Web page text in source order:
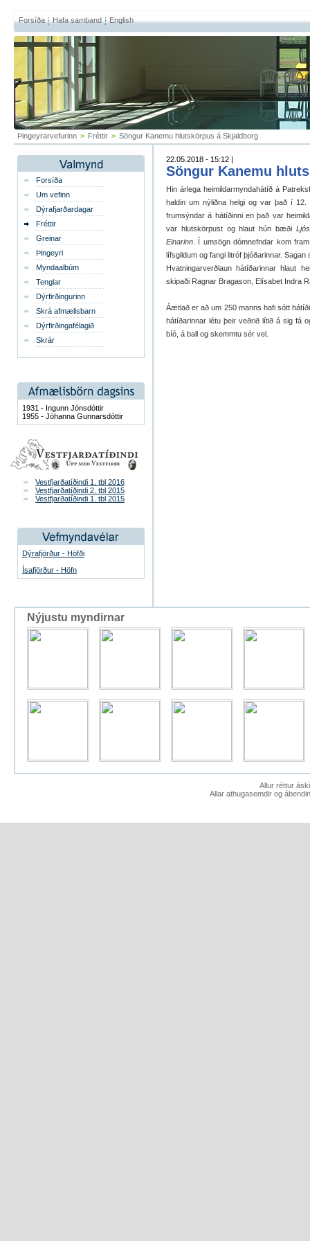
Forsíða Hafa samband English
Þingeyrarvefurinn > Fréttir > Söngur Kanemu hlutskörpus á Skjaldborg
Forsíða
Um vefinn
Dýrafjarðardagar
Fréttir
Greinar
Þingeyri
Myndaalbúm
Tenglar
Dýrfirðingurinn
Skrá afmælisbarn
Dýrfirðingafélagið
Skrár
1931 - Ingunn Jónsdóttir
1955 - Jóhanna Gunnarsdóttir
Vestfjarðatíðindi 1. tbl 2016
Vestfjarðatíðindi 2. tbl 2015
Vestfjarðatíðindi 1. tbl 2015
Dýrafjörður - Höfði
Ísafjörður - Höfn
22.05.2018 - 15:12 |
Söngur Kanemu
Hin árlega heimildarmyndahátíð á
haldin um nýliðna helgi og var það í
frumsýndar á hátíðinni en það var
var hlutskörpust og hlaut hún bæði
Einarinn . Í umsögn dómnefndar kom
lífsgildum og fangi litróf þjóðarinnar.
Hvatningarverðlaun hátíðarinnar hlaut
skipaði Ragnar Bragason, Elísabet Indra
Áætlað er að um 250 manns hafi sótt
hátíðarinnar létu þeir veðrið lítið á sig fá
bíó, á ball og skemmtu sér vel.
Nýjustu myndirnar
Allur réttur
Allar athugasemdir og